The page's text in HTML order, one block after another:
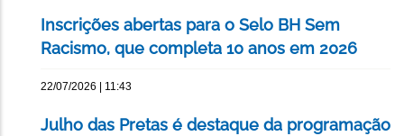
Inscrições abertas para o Selo BH Sem
Racismo, que completa 10 anos em 2026
22/07/2026 | 11:43
Julho das Pretas é destaque da programação